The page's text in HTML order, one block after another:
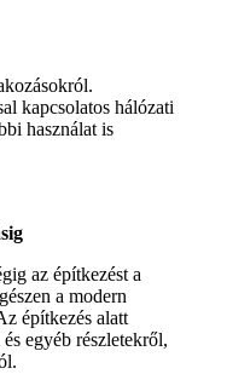
kapcsolatos hálózati
használat is
az építkezést a
a modern
építkezés alatt
egyéb részletekről,